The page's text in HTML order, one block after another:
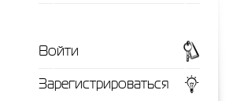
Войти
Зарегистрироваться